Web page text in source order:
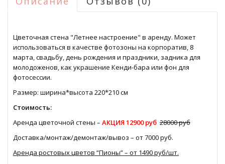
Цветочная стена "Летнее настроение" в аренду. Может
использоваться в качестве фотозоны на корпоратив, 8
марта, свадьбу, день рождения и праздники, задника для
молодоженов, как украшение Кенди-бара или фон для
фотосессии.
Размер: ширина*высота 220*210 см
Стоимость:
Аренда цветочной стены – АКЦИЯ 12900 руб 28000 руб
Доставка/монтаж/демонтаж/вывоз – от 7000 руб.
Аренда ростовых цветов “Пионы” – от 1490 руб/шт.